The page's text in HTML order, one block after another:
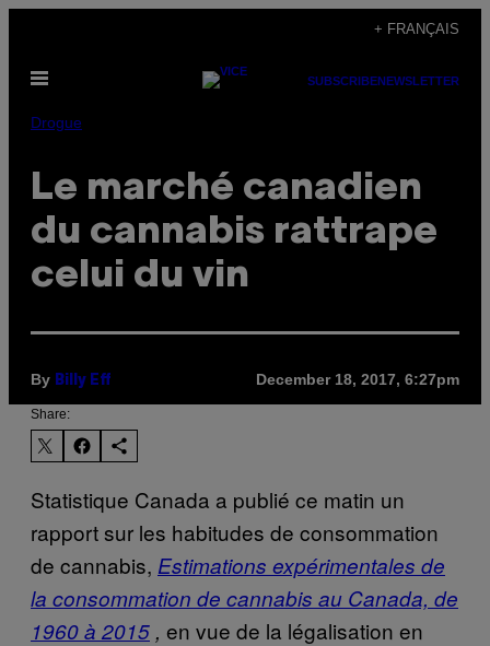
content
+ FRANÇAIS
Open
SUBSCRIBENEWSLETTER
Drogue
Le marché canadien
du cannabis rattrape
celui du vin
By Billy Eff December 18, 2017, 6:27pm
Share:
Statistique Canada a publié ce matin un
rapport sur les habitudes de consommation
de cannabis, Estimations expérimentales de
la consommation de cannabis au Canada, de
1960 à 2015 , en vue de la légalisation en